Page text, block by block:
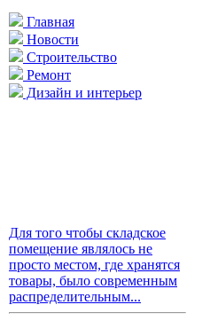
Главная
Новости
Строительство
Ремонт
Дизайн и интерьер
Для того чтобы складское
помещение являлось не
просто местом, где хранятся
товары, было современным
распределительным...